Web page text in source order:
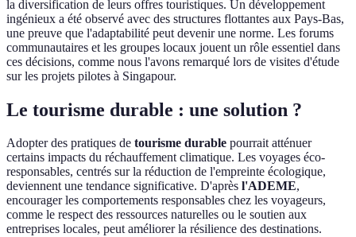
la diversification de leurs offres touristiques. Un développement
ingénieux a été observé avec des structures flottantes aux Pays-Bas,
une preuve que l'adaptabilité peut devenir une norme. Les forums
communautaires et les groupes locaux jouent un rôle essentiel dans
ces décisions, comme nous l'avons remarqué lors de visites d'étude
sur les projets pilotes à Singapour.
Le tourisme durable : une solution ?
Adopter des pratiques de tourisme durable pourrait atténuer
certains impacts du réchauffement climatique. Les voyages éco-
responsables, centrés sur la réduction de l'empreinte écologique,
deviennent une tendance significative. D'après l'ADEME,
encourager les comportements responsables chez les voyageurs,
comme le respect des ressources naturelles ou le soutien aux
entreprises locales, peut améliorer la résilience des destinations.